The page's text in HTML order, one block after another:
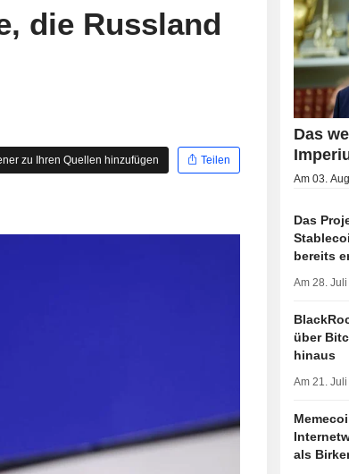
die Russland
zu Ihren Quellen hinzufügen
Teilen
Das
Am 03.
Das
bereits
Am 28.
über
hinaus
Am 21.
als